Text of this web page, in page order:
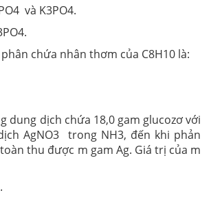
và K3PO4.
chứa nhân thơm của C8H10 là:
dung dịch chứa 18,0 gam glucozơ với
AgNO3 trong NH3, đến khi phản
thu được m gam Ag. Giá trị của m